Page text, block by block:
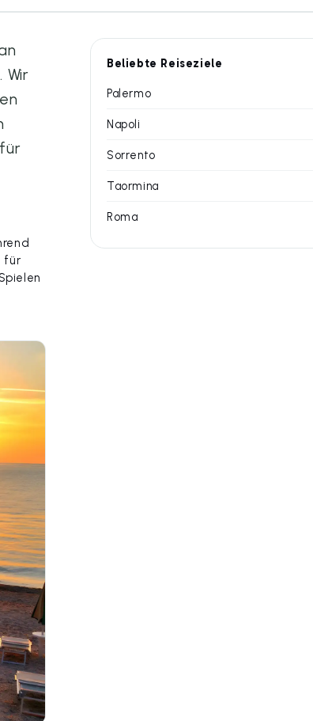
Wir
für
Beliebte Reiseziele
Palermo
Napoli
Sorrento
Taormina
Roma